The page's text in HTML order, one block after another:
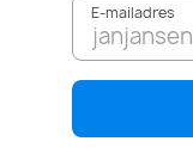
E-mailadres